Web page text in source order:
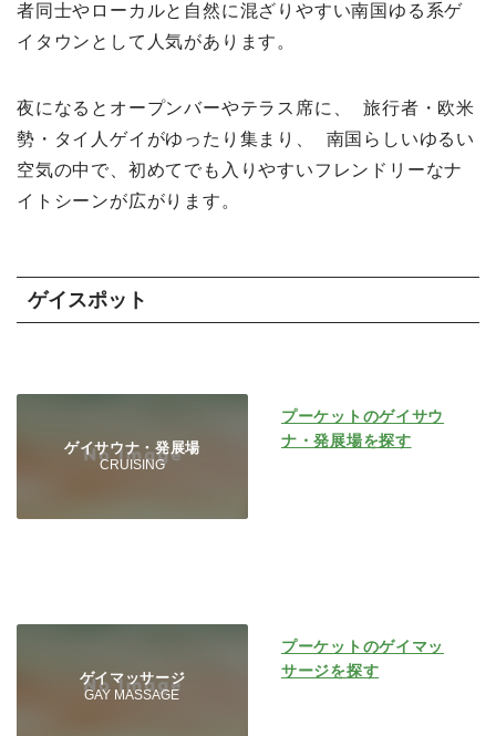
者同士やローカルと自然に混ざりやすい南国ゆる系ゲ
イタウンとして人気があります。
夜になるとオープンバーやテラス席に、 旅行者・欧米
勢・タイ人ゲイがゆったり集まり、 南国らしいゆるい
空気の中で、初めてでも入りやすいフレンドリーなナ
イトシーンが広がります。
ゲイスポット
ゲイサウナ・発展場
CRUISING
プーケットのゲイサウ
ナ・発展場を探す
ゲイマッサージ
GAY MASSAGE
プーケットのゲイマッ
サージを探す